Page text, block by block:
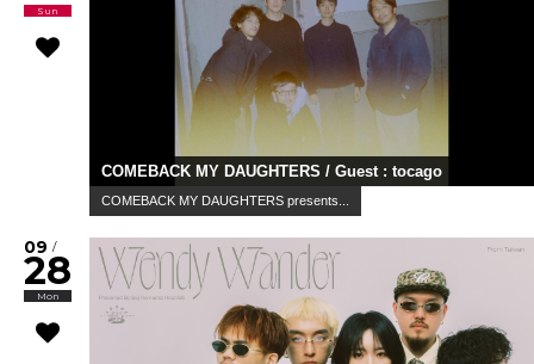
Sun
COMEBACK MY DAUGHTERS / Guest : tocago
COMEBACK MY DAUGHTERS presents...
09 /
28
Mon